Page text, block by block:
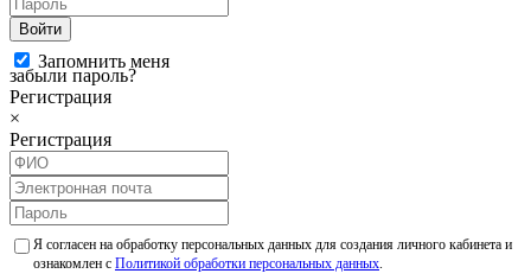
Войти
Запомнить меня
забыли пароль?
Регистрация
×
Регистрация
Я согласен на обработку персональных данных для создания личного кабинета и
ознакомлен с Политикой обработки персональных данных.